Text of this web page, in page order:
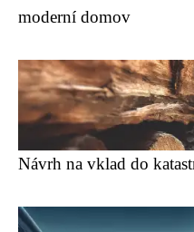
moderní domov
Návrh na vklad do